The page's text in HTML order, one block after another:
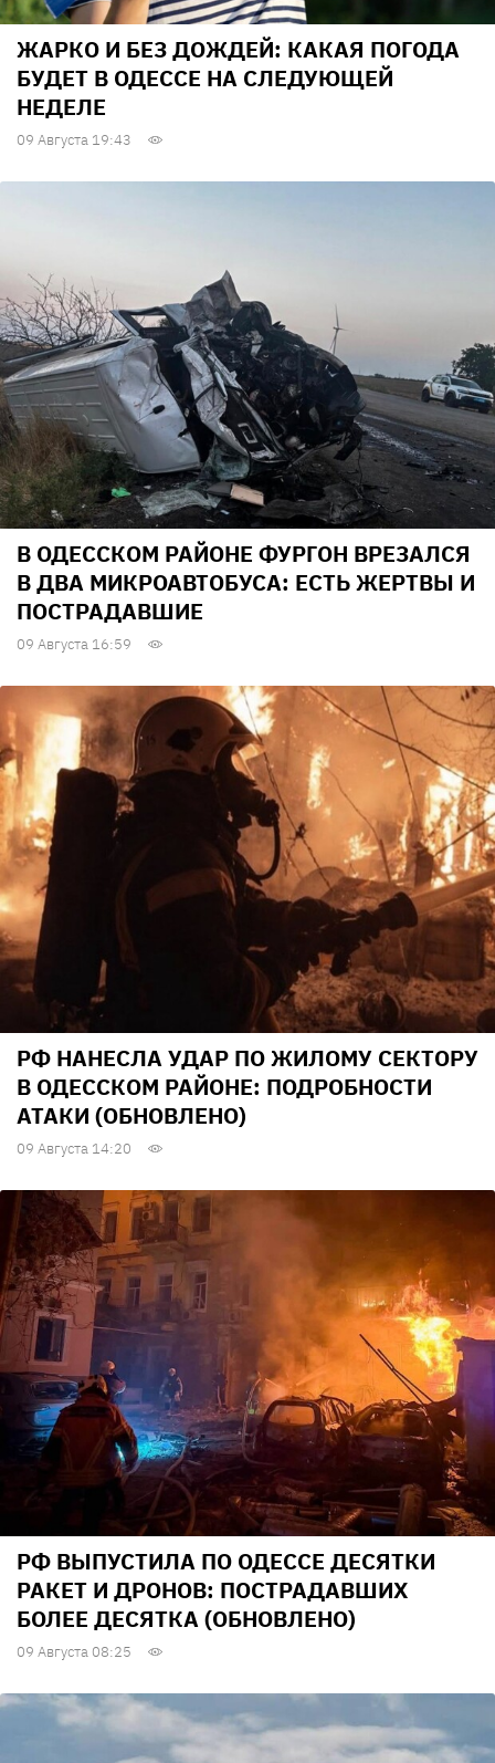
ЖАРКО И БЕЗ ДОЖДЕЙ: КАКАЯ ПОГОДА
БУДЕТ В ОДЕССЕ НА СЛЕДУЮЩЕЙ
НЕДЕЛЕ
09 Августа 19:43
В ОДЕССКОМ РАЙОНЕ ФУРГОН ВРЕЗАЛСЯ
В ДВА МИКРОАВТОБУСА: ЕСТЬ ЖЕРТВЫ И
ПОСТРАДАВШИЕ
09 Августа 16:59
РФ НАНЕСЛА УДАР ПО ЖИЛОМУ СЕКТОРУ
В ОДЕССКОМ РАЙОНЕ: ПОДРОБНОСТИ
АТАКИ (ОБНОВЛЕНО)
09 Августа 14:20
РФ ВЫПУСТИЛА ПО ОДЕССЕ ДЕСЯТКИ
РАКЕТ И ДРОНОВ: ПОСТРАДАВШИХ
БОЛЕЕ ДЕСЯТКА (ОБНОВЛЕНО)
09 Августа 08:25